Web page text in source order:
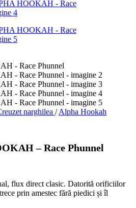
narghilea / Alpha Hookah
– Race Phunnel
flux direct clasic. Datorită orificiilor
prin amestec fără piedici și îl